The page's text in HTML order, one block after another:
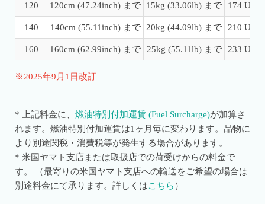
120 120cm (47.24inch) まで 15kg (33.06lb) まで 174 USD
140 140cm (55.11inch) まで 20kg (44.09lb) まで 210 USD
160 160cm (62.99inch) まで 25kg (55.11lb) まで 233 USD
※2025年9月1日改訂
* 上記料金に、 燃油特別付加運賃 (Fuel Surcharge)が加算さ
れます。燃油特別付加運賃は1ヶ月毎に変わります。 品物に
より別途関税・消費税等が発生する場合があります。
* 米国ヤマト支店または取扱店での荷受けからの料金で
す。 （最寄りの米国ヤマト支店への輸送をご希望の場合は
別途料金にて承ります。詳しくはこちら ）